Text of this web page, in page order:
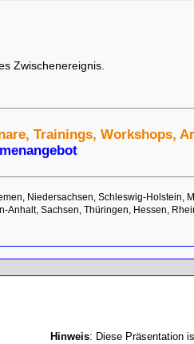
Zwischenereignis.
Trainings, Workshops,
Niedersachsen, Schleswig-Holstein,
Anhalt, Sachsen, Thüringen, Hessen,
Hinweis: Diese Präsentation